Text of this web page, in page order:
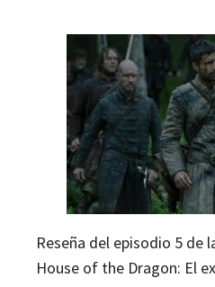
Reseña del episodio 5 de
House of the Dragon: El